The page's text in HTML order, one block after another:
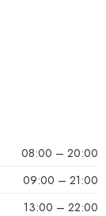
08:00 – 20:00
09:00 – 21:00
13:00 – 22:00